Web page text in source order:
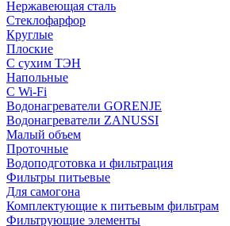
Нержавеющая сталь
Стеклофарфор
Круглые
Плоские
С сухим ТЭН
Напольные
С Wi-Fi
Водонагреватели GORENJE
Водонагреватели ZANUSSI
Малый объем
Проточные
Водоподготовка и фильтрация
Фильтры питьевые
Для самогона
Комплектующие к питьевым фильтрам
Фильтрующие элементы